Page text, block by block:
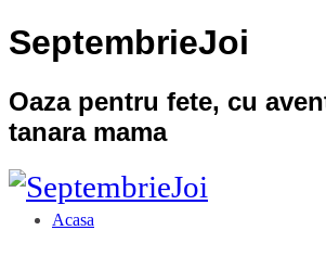
SeptembrieJoi
Oaza pentru fete, cu
tanara mama
Acasa